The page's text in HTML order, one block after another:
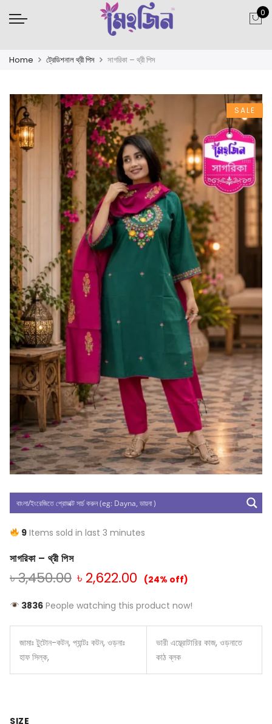
0
Home ট্রেডিশনাল থ্রী পিস সাগরিকা – থ্রী পিস
SALE
9Items sold in last 3 minutes
সাগরিকা – থ্রী পিস
৳3,450.00 ৳ 2,622.00 (24% off)
3836People watching this product now!
জামাঃ টুটোন-কটন, প্যান্টঃ কটন, ওড়নাঃ
হাফ সিল্ক,
ভারী এম্ব্রোটারির কাজ, ওড়নাতে
কাঠ ব্লক
SIZE